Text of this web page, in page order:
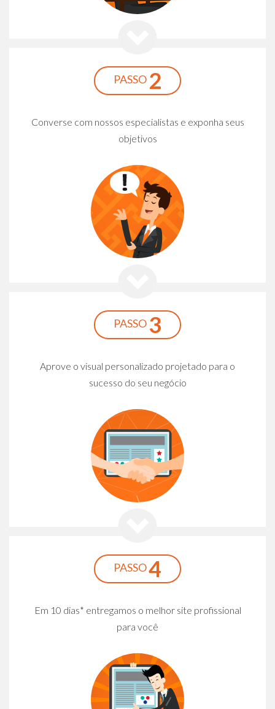
PASSO 2
Converse com nossos especialistas e exponha seus
objetivos
PASSO 3
Aprove o visual personalizado projetado para o
sucesso do seu negócio
PASSO4
Em 10 dias* entregamos o melhor site profissional
para você